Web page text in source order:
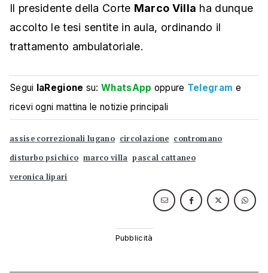
Il presidente della Corte Marco Villa ha dunque
accolto le tesi sentite in aula, ordinando il
trattamento ambulatoriale.
Segui laRegione su:WhatsApp oppure Telegram e
ricevi ogni mattina le notizie principali
assise correzionali lugano circolazione contromano
disturbo psichico marco villa pascal cattaneo
veronica lipari